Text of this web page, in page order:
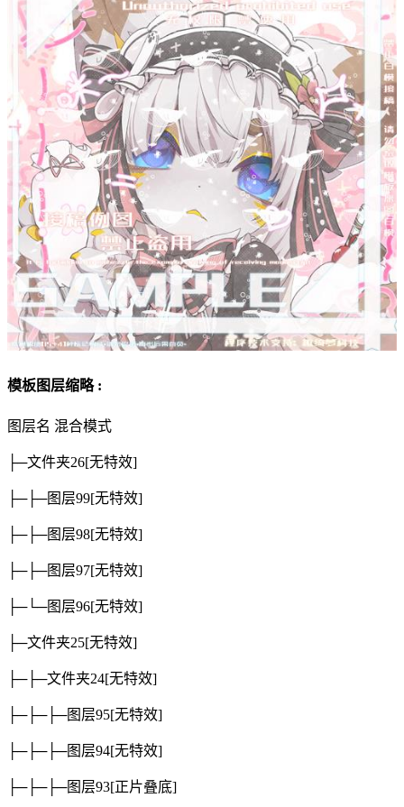
模板图层缩略 :
图层名 混合模式
├─文件夹26[无特效]
├─├─图层99[无特效]
├─├─图层98[无特效]
├─├─图层97[无特效]
├─└─图层96[无特效]
├─文件夹25[无特效]
├─├─文件夹24[无特效]
├─├─├─图层95[无特效]
├─├─├─图层94[无特效]
├─├─├─图层93[正片叠底]